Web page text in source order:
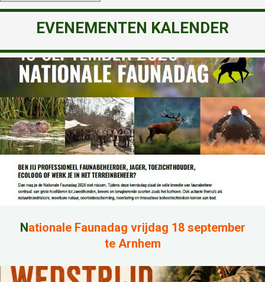
EVENEMENTEN KALENDER
Nationale Faunadag vrijdag 18 september
te Arnhem